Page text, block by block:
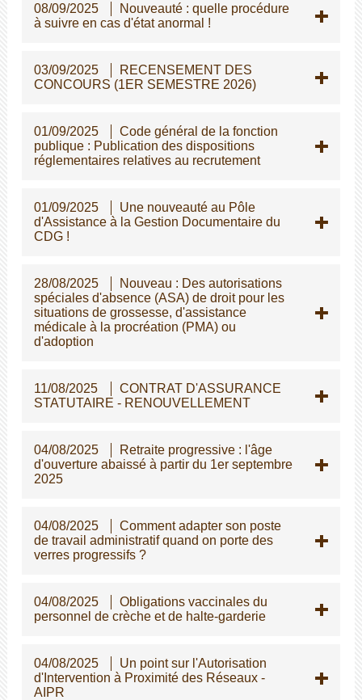
08/09/2025
Nouveauté : quelle procédure
à suivre en cas d'état anormal !
03/09/2025
RECENSEMENT DES
CONCOURS (1ER SEMESTRE 2026)
01/09/2025
Code général de la fonction
publique : Publication des dispositions
réglementaires relatives au recrutement
01/09/2025
Une nouveauté au Pôle
d'Assistance à la Gestion Documentaire du
CDG !
28/08/2025
Nouveau : Des autorisations
spéciales d'absence (ASA) de droit pour les
situations de grossesse, d'assistance
médicale à la procréation (PMA) ou
d'adoption
11/08/2025
CONTRAT D'ASSURANCE
STATUTAIRE - RENOUVELLEMENT
04/08/2025
Retraite progressive : l'âge
d'ouverture abaissé à partir du 1er septembre
2025
04/08/2025
Comment adapter son poste
de travail administratif quand on porte des
verres progressifs ?
04/08/2025
Obligations vaccinales du
personnel de crèche et de halte-garderie
04/08/2025
Un point sur l'Autorisation
d'Intervention à Proximité des Réseaux -
AIPR